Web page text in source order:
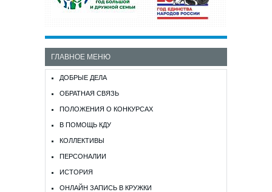
ГЛАВНОЕ МЕНЮ
ДОБРЫЕ ДЕЛА
ОБРАТНАЯ СВЯЗЬ
ПОЛОЖЕНИЯ О КОНКУРСАХ
В ПОМОЩЬ КДУ
КОЛЛЕКТИВЫ
ПЕРСОНАЛИИ
ИСТОРИЯ
ОНЛАЙН ЗАПИСЬ В КРУЖКИ